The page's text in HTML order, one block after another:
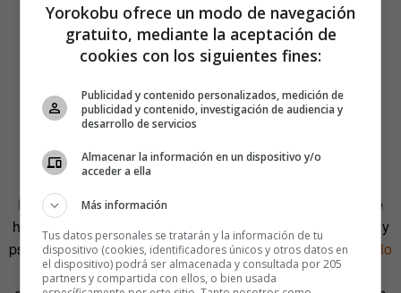
DEDICACIÓN Y ALGO
MÁS
Detrás de la importancia de la práctica en el desarrollo de
habilidades existe una explicación científica. El periodista y
psicólogoGaspar Hernándezse refería a elloen un artículo
publicado enEl País, donde señalaba a la mielina,
Yorokobu ofrece un modo de navegación
gratuito, mediante la aceptación de
cookies con los siguientes fines:
Publicidad y contenido personalizados, medición de
publicidad y contenido, investigación de audiencia y
desarrollo de servicios
Almacenar la información en un dispositivo y/o
acceder a ella
Más información
Tus datos personales se tratarán y la información de tu
dispositivo (cookies, identificadores únicos y otros datos en
el dispositivo) podrá ser almacenada y consultada por 205
partners y compartida con ellos, o bien usada